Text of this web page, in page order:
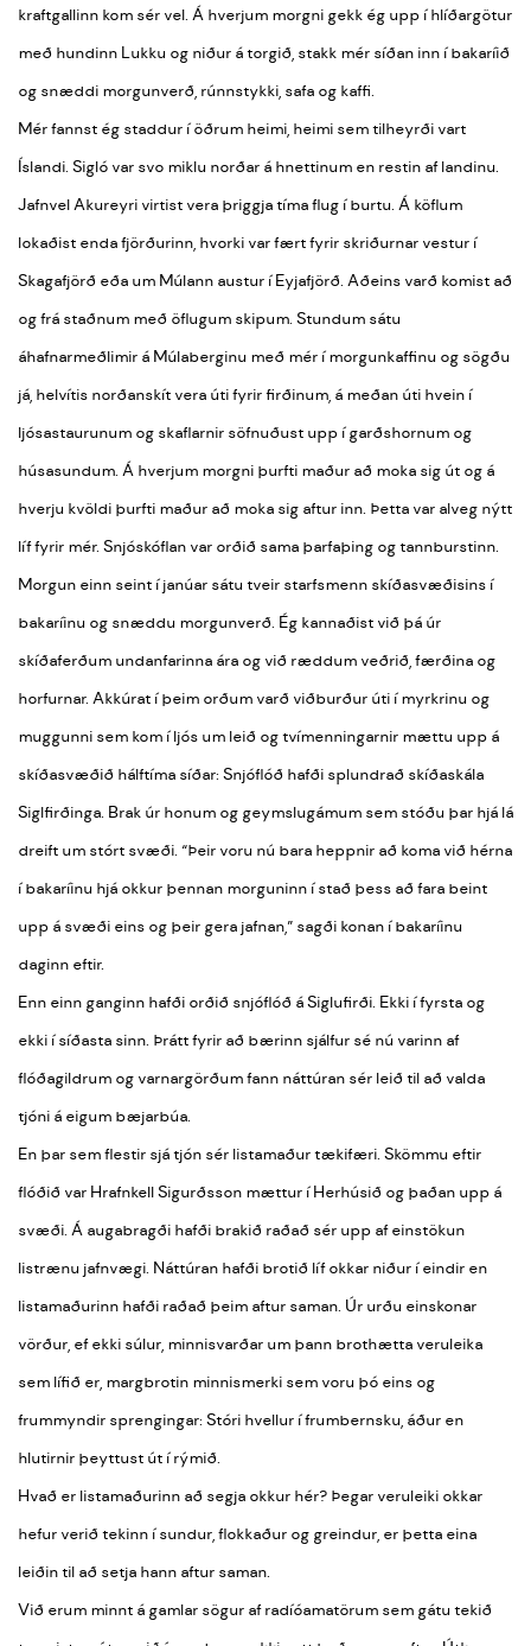
kraftgallinn kom sér vel. Á hverjum morgni gekk ég upp í hlíðargötur
með hundinn Lukku og niður á torgið, stakk mér síðan inn í bakaríið
og snæddi morgunverð, rúnnstykki, safa og kaffi.
Mér fannst ég staddur í öðrum heimi, heimi sem tilheyrði vart
Íslandi. Sigló var svo miklu norðar á hnettinum en restin af landinu.
Jafnvel Akureyri virtist vera þriggja tíma flug í burtu. Á köflum
lokaðist enda fjörðurinn, hvorki var fært fyrir skriðurnar vestur í
Skagafjörð eða um Múlann austur í Eyjafjörð. Aðeins varð komist að
og frá staðnum með öflugum skipum. Stundum sátu
áhafnarmeðlimir á Múlaberginu með mér í morgunkaffinu og sögðu
já, helvítis norðanskít vera úti fyrir firðinum, á meðan úti hvein í
ljósastaurunum og skaflarnir söfnuðust upp í garðshornum og
húsasundum. Á hverjum morgni þurfti maður að moka sig út og á
hverju kvöldi þurfti maður að moka sig aftur inn. Þetta var alveg nýtt
líf fyrir mér. Snjóskóflan var orðið sama þarfaþing og tannburstinn.
Morgun einn seint í janúar sátu tveir starfsmenn skíðasvæðisins í
bakaríinu og snæddu morgunverð. Ég kannaðist við þá úr
skíðaferðum undanfarinna ára og við ræddum veðrið, færðina og
horfurnar. Akkúrat í þeim orðum varð viðburður úti í myrkrinu og
muggunni sem kom í ljós um leið og tvímenningarnir mættu upp á
skíðasvæðið hálftíma síðar: Snjóflóð hafði splundrað skíðaskála
Siglfirðinga. Brak úr honum og geymslugámum sem stóðu þar hjá lá
dreift um stórt svæði. “Þeir voru nú bara heppnir að koma við hérna
í bakaríinu hjá okkur þennan morguninn í stað þess að fara beint
upp á svæði eins og þeir gera jafnan,” sagði konan í bakaríinu
daginn eftir.
Enn einn ganginn hafði orðið snjóflóð á Siglufirði. Ekki í fyrsta og
ekki í síðasta sinn. Þrátt fyrir að bærinn sjálfur sé nú varinn af
flóðagildrum og varnargörðum fann náttúran sér leið til að valda
tjóni á eigum bæjarbúa.
En þar sem flestir sjá tjón sér listamaður tækifæri. Skömmu eftir
flóðið var Hrafnkell Sigurðsson mættur í Herhúsið og þaðan upp á
svæði. Á augabragði hafði brakið raðað sér upp af einstökun
listrænu jafnvægi. Náttúran hafði brotið líf okkar niður í eindir en
listamaðurinn hafði raðað þeim aftur saman. Úr urðu einskonar
vörður, ef ekki súlur, minnisvarðar um þann brothætta veruleika
sem lífið er, margbrotin minnismerki sem voru þó eins og
frummyndir sprengingar: Stóri hvellur í frumbernsku, áður en
hlutirnir þeyttust út í rýmið.
Hvað er listamaðurinn að segja okkur hér? Þegar veruleiki okkar
hefur verið tekinn í sundur, flokkaður og greindur, er þetta eina
leiðin til að setja hann aftur saman.
Við erum minnt á gamlar sögur af radíóamatörum sem gátu tekið